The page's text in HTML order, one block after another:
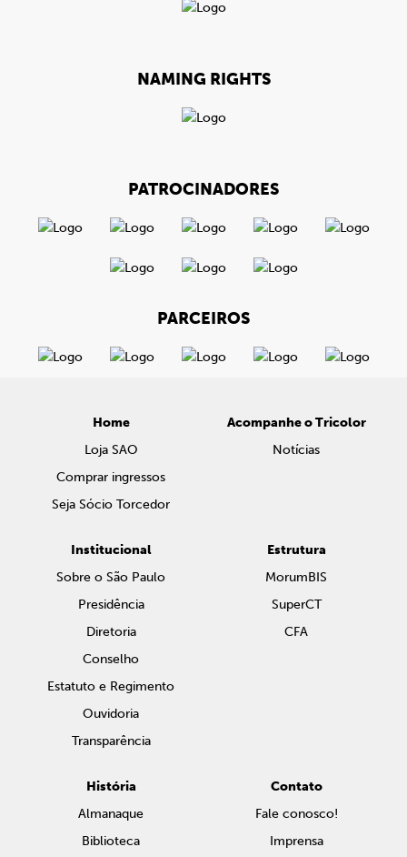
NAMING RIGHTS
PATROCINADORES
PARCEIROS
Home
Loja SAO
Comprar ingressos
Seja Sócio Torcedor
Acompanhe o Tricolor
Notícias
Institucional
Sobre o São Paulo
Presidência
Diretoria
Conselho
Estatuto e Regimento
Ouvidoria
Transparência
Estrutura
MorumBIS
SuperCT
CFA
História
Almanaque
Biblioteca
Contato
Fale conosco!
Imprensa